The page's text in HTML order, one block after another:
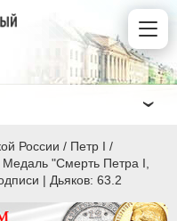
России / Пeтр I /
Медаль "Смерть Петра I,
| Дьяков: 63.2